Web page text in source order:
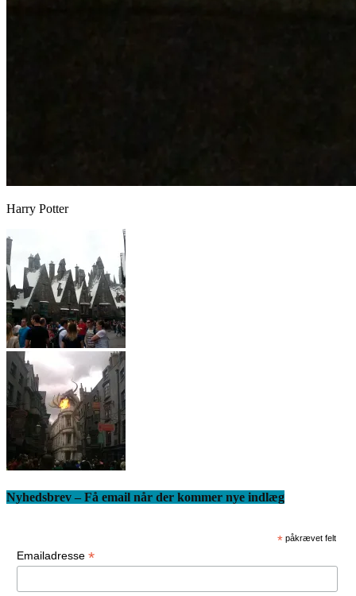
Harry Potter
Nyhedsbrev – Få email når der kommer nye indlæg
* påkrævet felt
Emailadresse *